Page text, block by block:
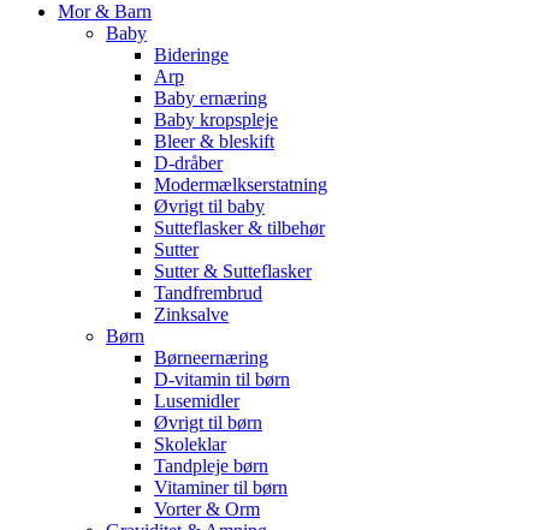
Mor & Barn
Baby
Bideringe
Arp
Baby ernæring
Baby kropspleje
Bleer & bleskift
D-dråber
Modermælkserstatning
Øvrigt til baby
Sutteflasker & tilbehør
Sutter
Sutter & Sutteflasker
Tandfrembrud
Zinksalve
Børn
Børneernæring
D-vitamin til børn
Lusemidler
Øvrigt til børn
Skoleklar
Tandpleje børn
Vitaminer til børn
Vorter & Orm